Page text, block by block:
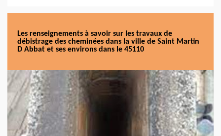
Les renseignements à savoir sur les travaux de
débistrage des cheminées dans la ville de Saint Martin
D Abbat et ses environs dans le 45110